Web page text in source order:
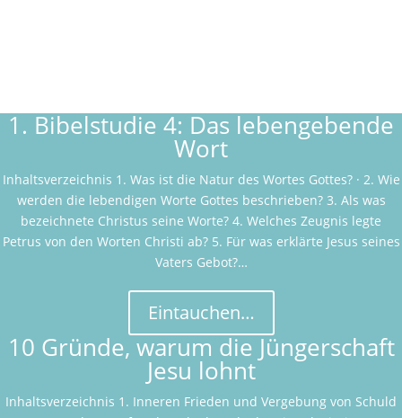
1. Bibelstudie 4: Das lebengebende
Wort
Inhaltsverzeichnis 1. Was ist die Natur des Wortes Gottes? · 2. Wie
werden die lebendigen Worte Gottes beschrieben? 3. Als was
bezeichnete Christus seine Worte? 4. Welches Zeugnis legte
Petrus von den Worten Christi ab? 5. Für was erklärte Jesus seines
Vaters Gebot?…
Eintauchen…
10 Gründe, warum die Jüngerschaft
Jesu lohnt
Inhaltsverzeichnis 1. Inneren Frieden und Vergebung von Schuld